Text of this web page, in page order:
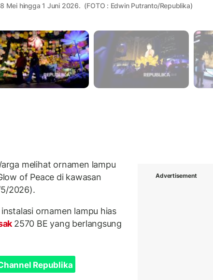
Mei hingga 1 Juni 2026. (FOTO : Edwin Putranto/Republika)
melihat ornamen lampu
of Peace di kawasan
2026).
ornamen lampu hias
2570 BE yang berlangsung
Republika
Advertisement